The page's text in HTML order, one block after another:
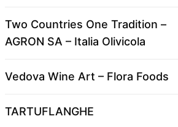
Two Countries One Tradition –
AGRON SA – Italia Olivicola
Vedova Wine Art – Flora Foods
TARTUFLANGHE